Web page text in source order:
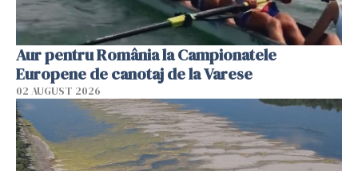
Aur pentru România la Campionatele
Europene de canotaj de la Varese
02 AUGUST 2026